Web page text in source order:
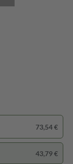
73,54 €
43,79 €